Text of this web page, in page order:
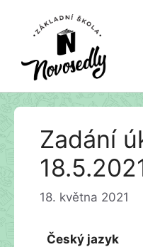
Přeskočit
Zadání
18. května 2021
Český jazyk